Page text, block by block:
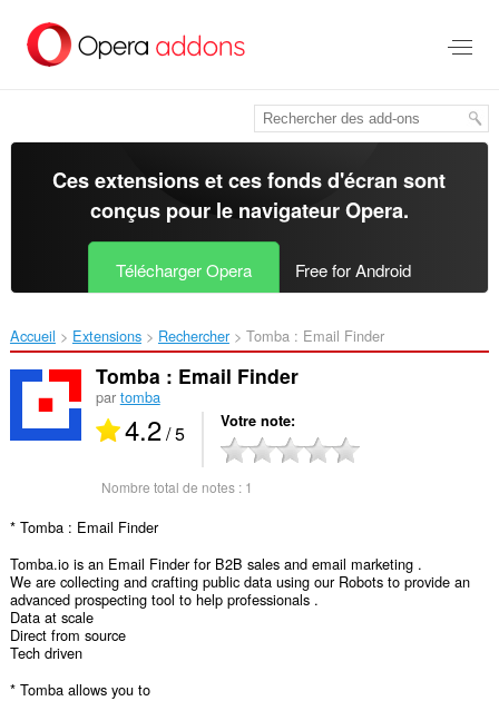
contenu
Ces extensions et ces fonds d'écran sont
conçus pour le navigateur Opera.
Télécharger Opera Free for Android
Accueil Extensions Rechercher Tomba : Email Finder‎
Tomba : Email Finder
par tomba
4.2/ 5 Votre note
Nombre total de notes : 1
* Tomba : Email Finder
Tomba.io is an Email Finder for B2B sales and email marketing .
We are collecting and crafting public data using our Robots to provide an
advanced prospecting tool to help professionals .
Data at scale
Direct from source
Tech driven
* Tomba allows you to